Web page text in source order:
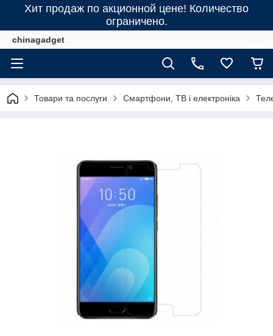
Хит продаж по акционной цене! Количество
ограничено.
chinagadget
Товари та послуги Смартфони, ТВ і електроніка